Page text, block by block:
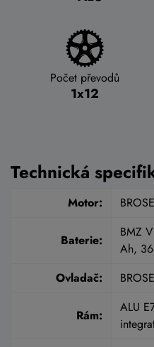
Počet převodů
1x12
Technická
Motor:
Baterie:
BMZ
Ah,
Ovladač:
Rám:
ALU